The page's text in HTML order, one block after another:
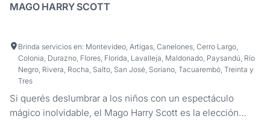
MAGO HARRY SCOTT
Brinda servicios en: Montevideo, Artigas, Canelones, Cerro Largo,
Colonia, Durazno, Flores, Florida, Lavalleja, Maldonado, Paysandú, Río
Negro, Rivera, Rocha, Salto, San José, Soriano, Tacuarembó, Treinta y
Tres
Si querés deslumbrar a los niños con un espectáculo
mágico inolvidable, el Mago Harry Scott es la elección